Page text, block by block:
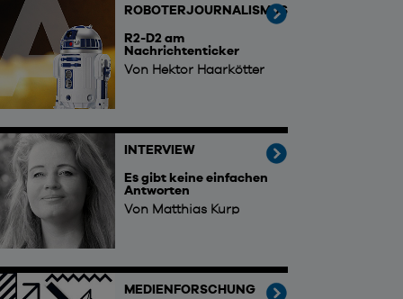
ROBOTERJOURNALISMUS
R2-D2 am
Nachrichtenticker
Von Hektor Haarkötter
INTERVIEW
Es gibt keine einfachen
Antworten
Von Matthias Kurp
MEDIENFORSCHUNG